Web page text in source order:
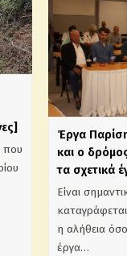
που
Έργα
και ο
τα σχετικά
Είναι
η αλήθεια
έργα…